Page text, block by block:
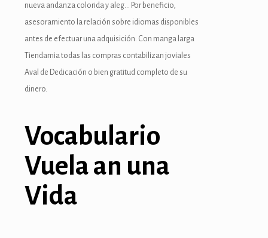
güncel giriş
nueva andanza colorida y aleg… Por beneficio,
asesoramiento la relación sobre idiomas disponibles
antes de efectuar una adquisición. Con manga larga
Tiendamia todas las compras contabilizan joviales
Aval de Dedicación o bien gratitud completo de su
dinero.
Vocabulario
Vuela an una
Vida